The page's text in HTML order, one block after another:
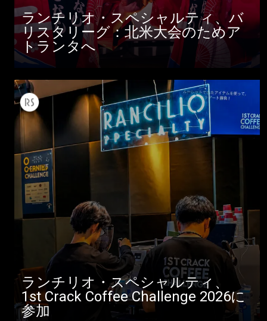
ランチリオ・スペシャルティ、バ
リスタリーグ：北米大会のためア
トランタへ
ランチリオ・スペシャルティ、
1st Crack Coffee Challenge 2026に
参加
すべて
製品情報
ニュース
ダウンロード
もっと見る